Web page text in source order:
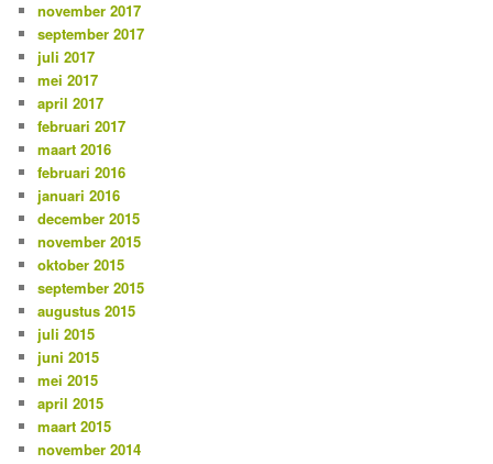
november 2017
september 2017
juli 2017
mei 2017
april 2017
februari 2017
maart 2016
februari 2016
januari 2016
december 2015
november 2015
oktober 2015
september 2015
augustus 2015
juli 2015
juni 2015
mei 2015
april 2015
maart 2015
november 2014